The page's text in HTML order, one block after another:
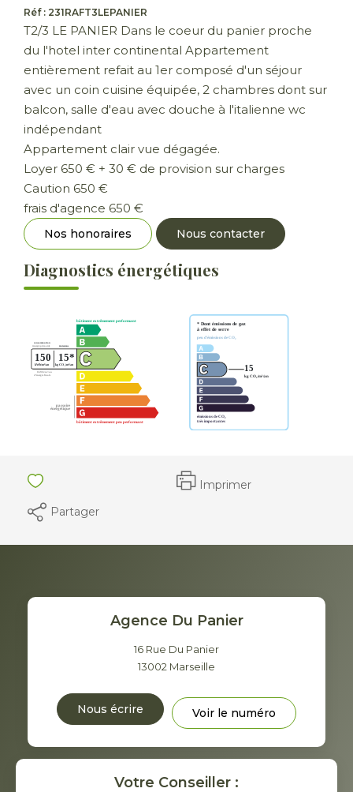
Réf : 231RAFT3LEPANIER
T2/3 LE PANIER Dans le coeur du panier proche
du l'hotel inter continental Appartement
entièrement refait au 1er composé d'un séjour
avec un coin cuisine équipée, 2 chambres dont sur
balcon, salle d'eau avec douche à l'italienne wc
indépendant
Appartement clair vue dégagée.
Loyer 650 € + 30 € de provision sur charges
Caution 650 €
frais d'agence 650 €
Nos honoraires Nous contacter
Diagnostics énergétiques
Imprimer
Partager
Agence Du Panier
16 Rue Du Panier
13002 Marseille
Nous écrire Voir le numéro
Votre Conseiller :